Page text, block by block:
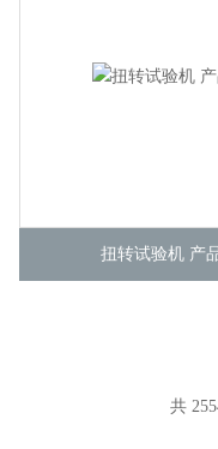
扭转试验机 产
共